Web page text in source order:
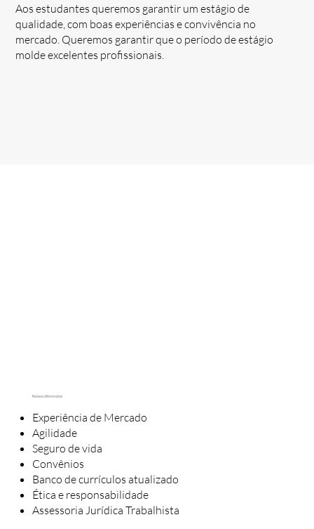
Nossos diferenciais
Experiência de Mercado
Agilidade
Seguro de vida
Convênios
Banco de currículos atualizado
Ética e responsabilidade
Assessoria Jurídica Trabalhista
Aos estudantes queremos garantir um estágio de
qualidade, com boas experiências e convivência no
mercado. Queremos garantir que o período de estágio
molde excelentes profissionais.